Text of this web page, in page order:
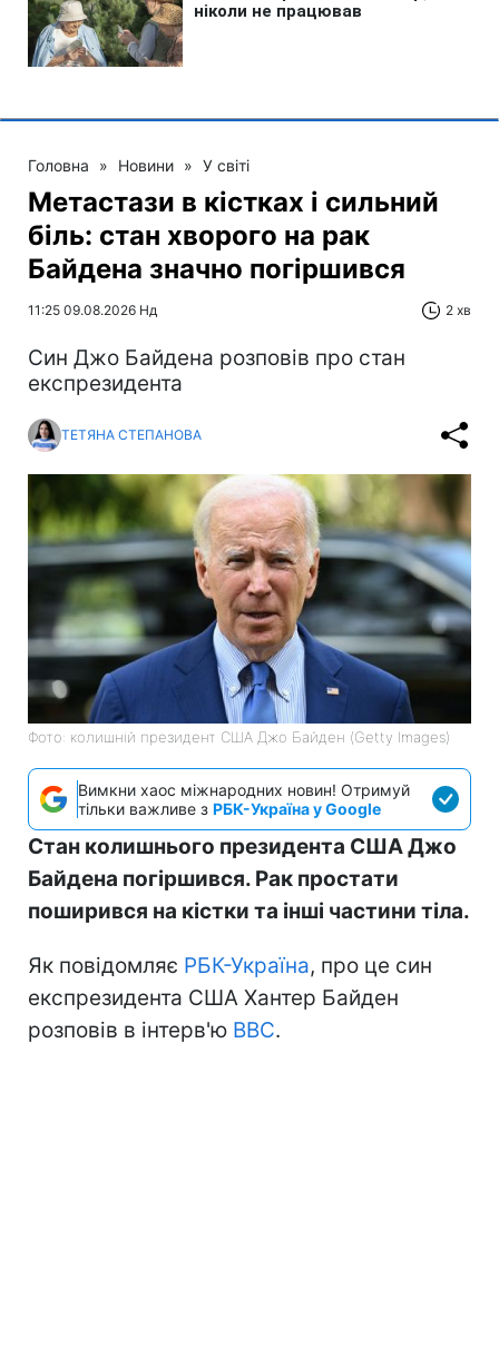
Головна » Новини » У світі
Метастази в кістках і сильний
біль: стан хворого на рак
Байдена значно погіршився
11:25 09.08.2026 Нд 2 хв
Син Джо Байдена розповів про стан
експрезидента
ТЕТЯНА СТЕПАНОВА
Фото: колишній президент США Джо Байден (Getty Images)
Вимкни хаос міжнародних новин! Отримуй
тільки важливе з РБК-Україна у Google
Стан колишнього президента США Джо
Байдена погіршився. Рак простати
поширився на кістки та інші частини тіла.
Як повідомляє РБК-Україна, про це син
експрезидента США Хантер Байден
розповів в інтерв'ю BBC.